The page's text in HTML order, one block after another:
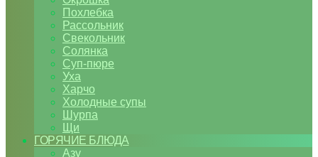
Похлебка
Рассольник
Свекольник
Солянка
Суп-пюре
Уха
Харчо
Холодные супы
Шурпа
Щи
ГОРЯЧИЕ БЛЮДА
Азу